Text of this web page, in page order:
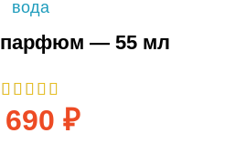
парфюм — 55 мл
₽